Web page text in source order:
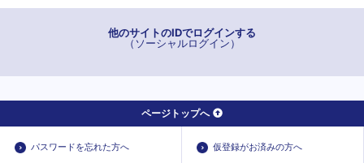
他のサイトのIDでログインする
（ソーシャルログイン）
ページトップへ
パスワードを忘れた方へ 仮登録がお済みの方へ